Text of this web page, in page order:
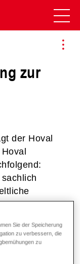
zur
der Hoval
Sie der Speicherung
zu verbessern, die
zu